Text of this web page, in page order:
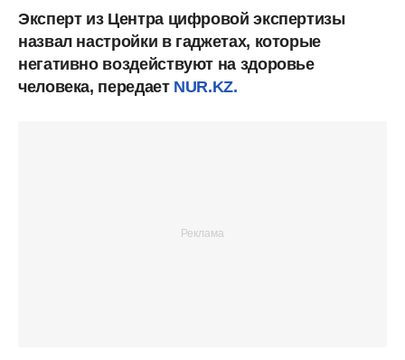
Эксперт из Центра цифровой экспертизы
назвал настройки в гаджетах, которые
негативно воздействуют на здоровье
человека, передает NUR.KZ.